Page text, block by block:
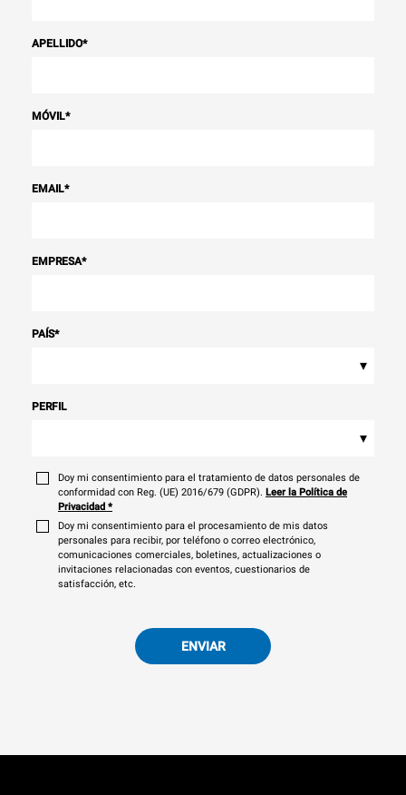
APELLIDO*
MÓVIL*
EMAIL*
EMPRESA*
PAÍS*
▾
PERFIL
▾
Doy mi consentimiento para el tratamiento de datos personales de
conformidad con Reg. (UE) 2016/679 (GDPR). Leer la Política de
Privacidad *
Doy mi consentimiento para el procesamiento de mis datos
personales para recibir, por teléfono o correo electrónico,
comunicaciones comerciales, boletines, actualizaciones o
invitaciones relacionadas con eventos, cuestionarios de
satisfacción, etc.
ENVIAR